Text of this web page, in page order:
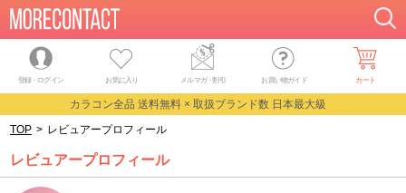
登録・ログイン お気に入り メルマガ・割引 お買い物ガイド カート
カラコン全品 送料無料 × 取扱ブランド数 日本最大級
TOP > レビュアープロフィール
レビュアープロフィール